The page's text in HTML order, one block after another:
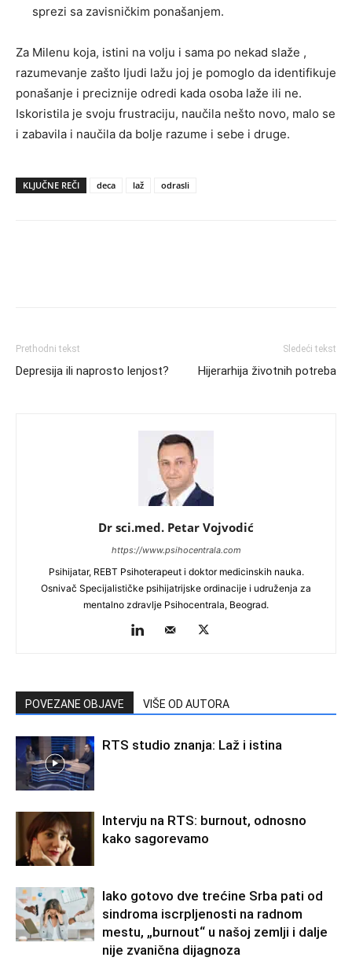
sprezi sa zavisničkim ponašanjem.
Za Milenu koja, istini na volju i sama po nekad slaže ,
razumevanje zašto ljudi lažu joj je pomoglo da identifikuje
ponašanje i preciznije odredi kada osoba laže ili ne.
Iskoristila je svoju frustraciju, naučila nešto novo, malo se
i zabavila i naučila da bolje razume i sebe i druge.
KLJUČNE REČI deca laž odrasli
Prethodni tekst
Depresija ili naprosto lenjost?
Sledeći tekst
Hijerarhija životnih potreba
Dr sci.med. Petar Vojvodić
https://www.psihocentrala.com
Psihijatar, REBT Psihoterapeut i doktor medicinskih nauka.
Osnivač Specijalističke psihijatrijske ordinacije i udruženja za
mentalno zdravlje Psihocentrala, Beograd.
POVEZANE OBJAVE VIŠE OD AUTORA
RTS studio znanja: Laž i istina
Intervju na RTS: burnout, odnosno
kako sagorevamo
Iako gotovo dve trećine Srba pati od
sindroma iscrpljenosti na radnom
mestu, „burnout“ u našoj zemlji i dalje
nije zvanična dijagnoza